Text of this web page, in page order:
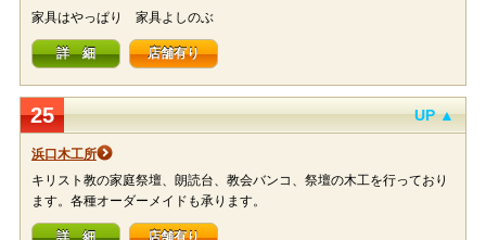
家具はやっぱり 家具よしのぶ
詳 細 店舗有り
25 UP ▲
浜口木工所
キリスト教の家庭祭壇、朗読台、教会バンコ、祭壇の木工を行っており
ます。各種オーダーメイドも承ります。
詳 細 店舗有り